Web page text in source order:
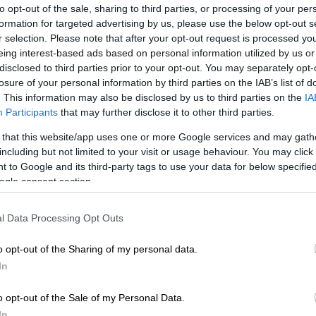
opt-out of the sale, sharing to third parties, or processing of your
for targeted advertising by us, please use the below opt-out
selection. Please note that after your opt-out request is processed
interest-based ads based on personal information utilized by us
to third parties prior to your opt-out. You may separately
of your personal information by third parties on the IAB’s list of
This information may also be disclosed by us to third parties on the
Participants that may further disclose it to other third parties.
that this website/app uses one or more Google services and may
but not limited to your visit or usage behaviour. You may
to Google and its third-party tags to use your data for below
consent section.
Data Processing Opt Outs
opt-out of the Sharing of my personal data.
opt-out of the Sale of my Personal Data.
Πώς η Τουρκία θέλει να βγει
χάρτη
του, οΜπαϊρούσκοπεύει να
πρωί.
και 194 «υπέρ» και 25 επέλεξαν